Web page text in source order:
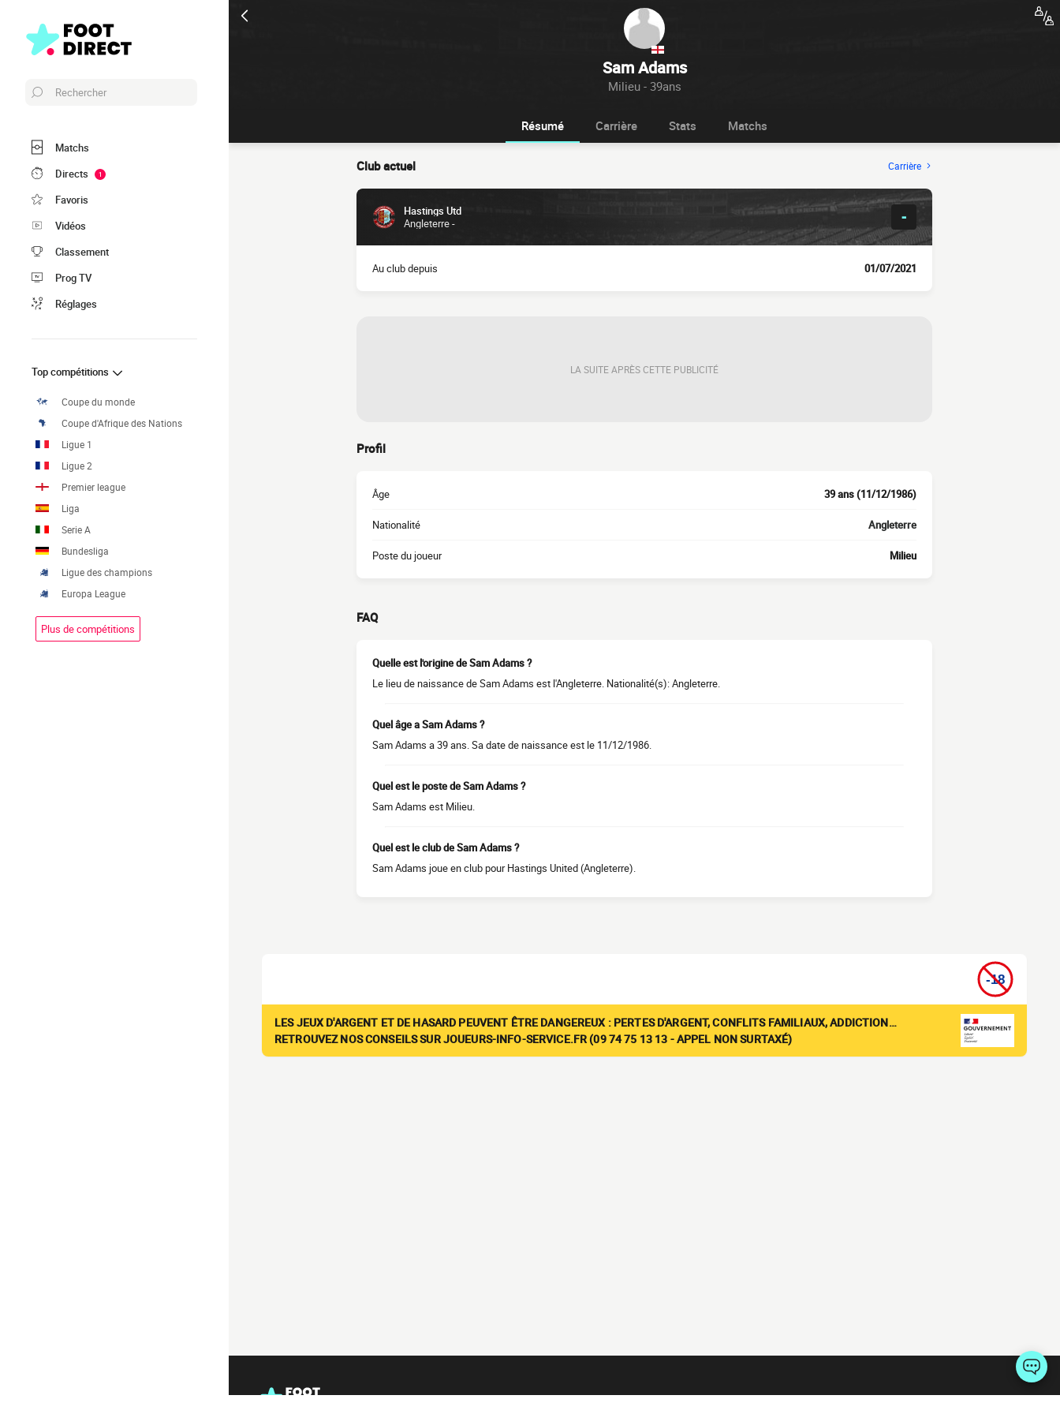
Sam Adams
Milieu - 39ans
Rechercher
Matchs
Directs
1
Favoris
Vidéos
Classement
Prog TV
Réglages
Top compétitions
Coupe du monde
Coupe d'Afrique des Nations
Ligue 1
Ligue 2
Premier league
Liga
Serie A
Bundesliga
Ligue des champions
Europa League
Plus de compétitions
Résumé Carrière Stats Matchs
Club actuel Carrière
Hastings Utd
Angleterre -
-
Au club depuis 01/07/2021
LA SUITE APRÈS CETTE PUBLICITÉ
Profil
Âge 39 ans (11/12/1986)
Nationalité Angleterre
Poste du joueur Milieu
FAQ
Quelle est l'origine de Sam Adams ?
Le lieu de naissance de Sam Adams est l'Angleterre. Nationalité(s): Angleterre.
Quel âge a Sam Adams ?
Sam Adams a 39 ans. Sa date de naissance est le 11/12/1986.
Quel est le poste de Sam Adams ?
Sam Adams est Milieu.
Quel est le club de Sam Adams ?
Sam Adams joue en club pour Hastings United (Angleterre).
LES JEUX D'ARGENT ET DE HASARD PEUVENT ÊTRE DANGEREUX : PERTES D'ARGENT, CONFLITS FAMILIAUX, ADDICTION…
RETROUVEZ NOS CONSEILS SUR JOUEURS-INFO-SERVICE.FR (09 74 75 13 13 - APPEL NON SURTAXÉ)